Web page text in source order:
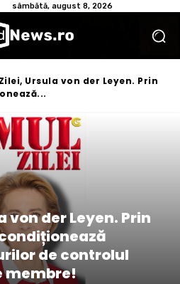
sâmbătă, august 8, 2026
Ursula von der Leyen. Prin
von der Leyen. Prin
de controlul
membre!